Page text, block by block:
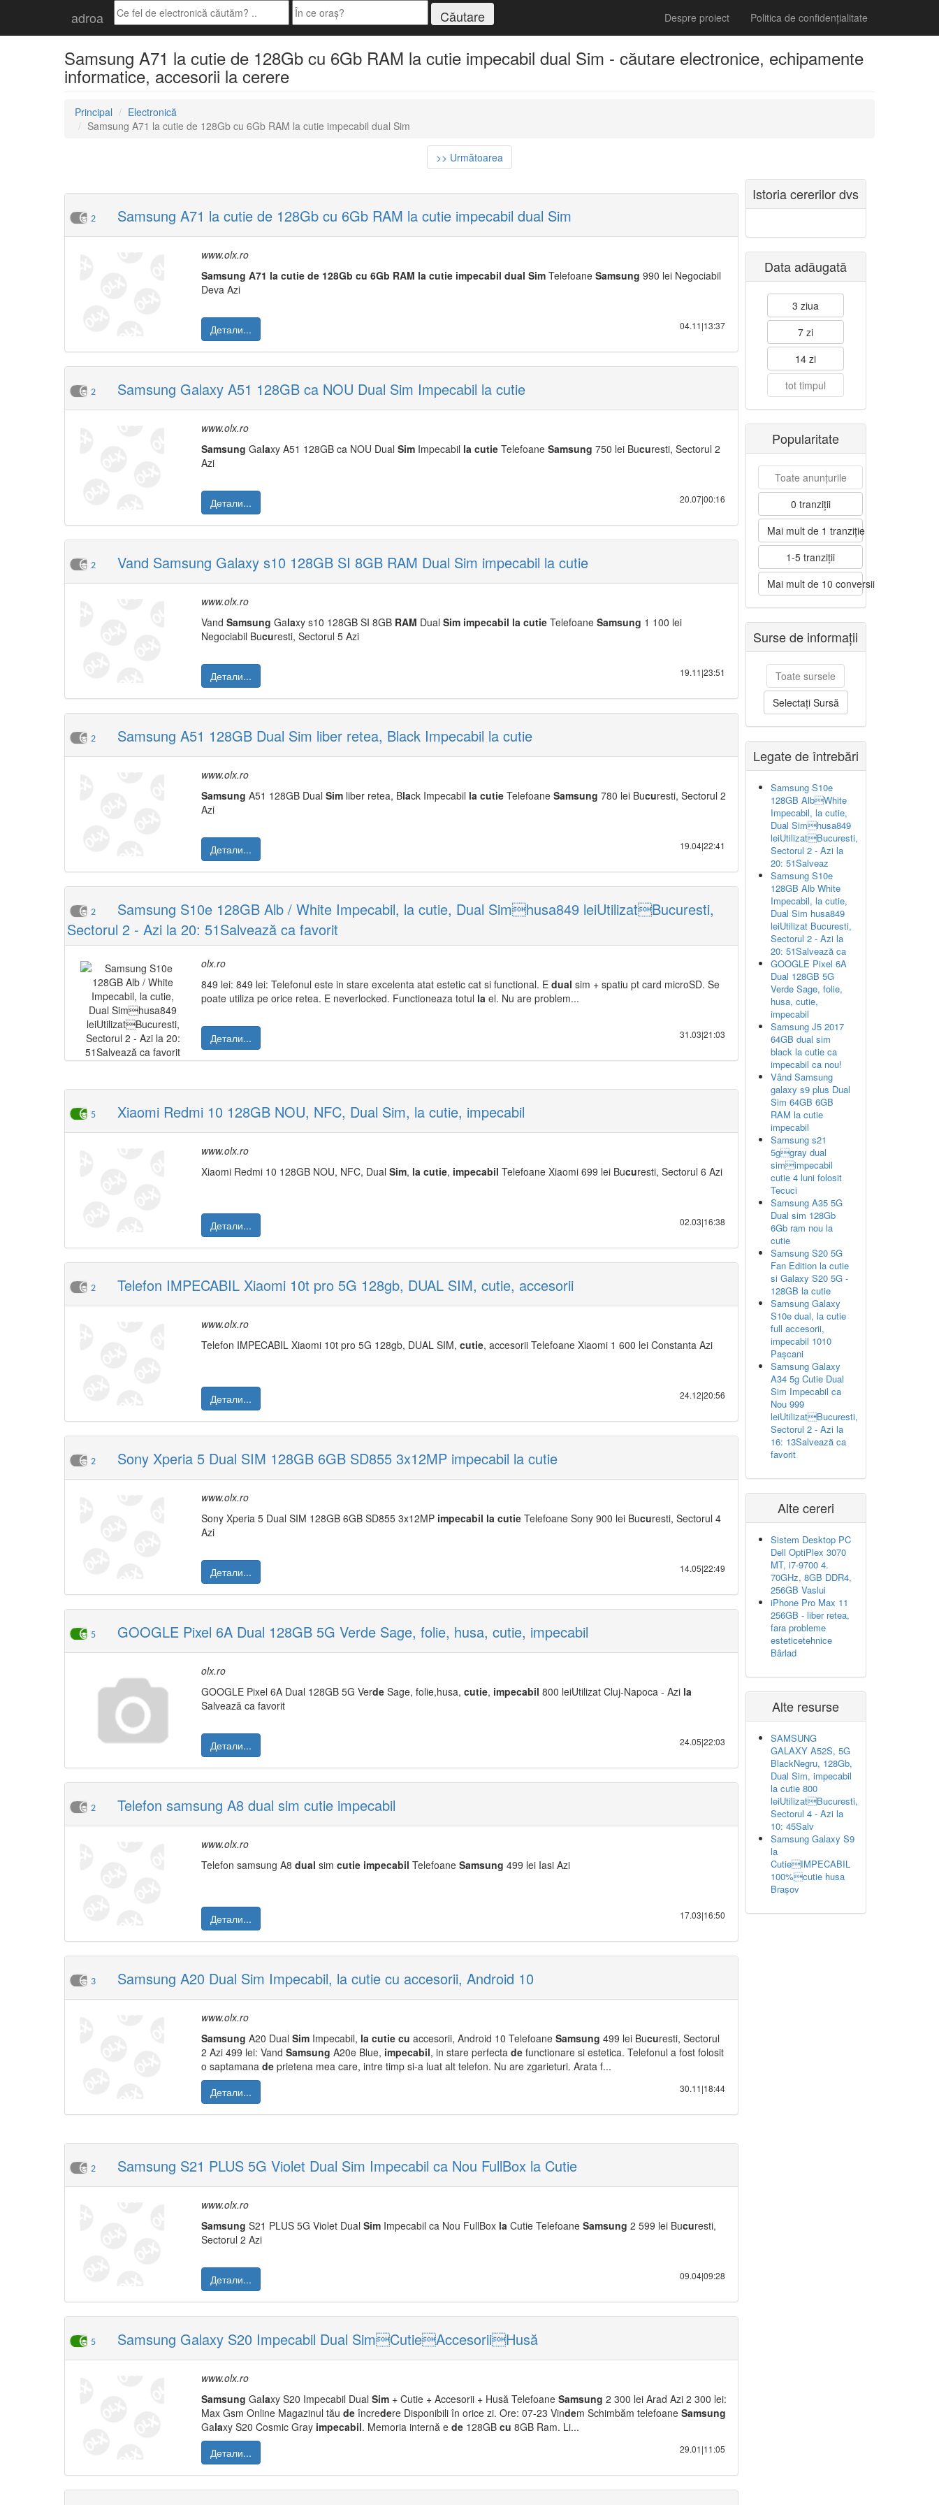
adroa Despre proiect Politica de confidențialitate
Samsung A71 la cutie de 128Gb cu 6Gb RAM la cutie impecabil dual Sim - căutare electronice, echipamente
informatice, accesorii la cerere
Principal
Electronică
Samsung A71 la cutie de 128Gb cu 6Gb RAM la cutie impecabil dual Sim
>> Următoarea
2 Samsung A71 la cutie de 128Gb cu 6Gb RAM la cutie impecabil dual Sim
www.olx.ro
Samsung A71 la cutie de 128Gb cu 6Gb RAM la cutie impecabil dual Sim Telefoane Samsung 990 lei Negociabil
Deva Azi
Детали... 04.11|13:37
2 Samsung Galaxy A51 128GB ca NOU Dual Sim Impecabil la cutie
www.olx.ro
Samsung Galaxy A51 128GB ca NOU Dual Sim Impecabil la cutie Telefoane Samsung 750 lei Bucuresti, Sectorul 2
Azi
Детали... 20.07|00:16
2 Vand Samsung Galaxy s10 128GB SI 8GB RAM Dual Sim impecabil la cutie
www.olx.ro
Vand Samsung Galaxy s10 128GB SI 8GB RAM Dual Sim impecabil la cutie Telefoane Samsung 1 100 lei
Negociabil Bucuresti, Sectorul 5 Azi
Детали... 19.11|23:51
2 Samsung A51 128GB Dual Sim liber retea, Black Impecabil la cutie
www.olx.ro
Samsung A51 128GB Dual Sim liber retea, Black Impecabil la cutie Telefoane Samsung 780 lei Bucuresti, Sectorul 2
Azi
Детали... 19.04|22:41
2
Samsung S10e 128GB Alb / White Impecabil, la cutie, Dual Simhusa849 leiUtilizatBucuresti,
Sectorul 2 - Azi la 20: 51Salvează ca favorit
olx.ro
849 lei: 849 lei: Telefonul este in stare excelenta atat estetic cat si functional. E dual sim + spatiu pt card microSD. Se
poate utiliza pe orice retea. E neverlocked. Functioneaza totul la el. Nu are problem...
Детали... 31.03|21:03
5 Xiaomi Redmi 10 128GB NOU, NFC, Dual Sim, la cutie, impecabil
www.olx.ro
Xiaomi Redmi 10 128GB NOU, NFC, Dual Sim, la cutie, impecabil Telefoane Xiaomi 699 lei Bucuresti, Sectorul 6 Azi
Детали... 02.03|16:38
2 Telefon IMPECABIL Xiaomi 10t pro 5G 128gb, DUAL SIM, cutie, accesorii
www.olx.ro
Telefon IMPECABIL Xiaomi 10t pro 5G 128gb, DUAL SIM, cutie, accesorii Telefoane Xiaomi 1 600 lei Constanta Azi
Детали... 24.12|20:56
2 Sony Xperia 5 Dual SIM 128GB 6GB SD855 3x12MP impecabil la cutie
www.olx.ro
Sony Xperia 5 Dual SIM 128GB 6GB SD855 3x12MP impecabil la cutie Telefoane Sony 900 lei Bucuresti, Sectorul 4
Azi
Детали... 14.05|22:49
5 GOOGLE Pixel 6A Dual 128GB 5G Verde Sage, folie, husa, cutie, impecabil
olx.ro
GOOGLE Pixel 6A Dual 128GB 5G Verde Sage, folie,husa, cutie, impecabil 800 leiUtilizat Cluj-Napoca - Azi la
Salvează ca favorit
Детали... 24.05|22:03
2 Telefon samsung A8 dual sim cutie impecabil
www.olx.ro
Telefon samsung A8 dual sim cutie impecabil Telefoane Samsung 499 lei Iasi Azi
Детали... 17.03|16:50
3 Samsung A20 Dual Sim Impecabil, la cutie cu accesorii, Android 10
www.olx.ro
Samsung A20 Dual Sim Impecabil, la cutie cu accesorii, Android 10 Telefoane Samsung 499 lei Bucuresti, Sectorul
2 Azi 499 lei: Vand Samsung A20e Blue, impecabil, in stare perfecta de functionare si estetica. Telefonul a fost folosit
o saptamana de prietena mea care, intre timp si-a luat alt telefon. Nu are zgarieturi. Arata f...
Детали...
30.11|18:44
2 Samsung S21 PLUS 5G Violet Dual Sim Impecabil ca Nou FullBox la Cutie
www.olx.ro
Samsung S21 PLUS 5G Violet Dual Sim Impecabil ca Nou FullBox la Cutie Telefoane Samsung 2 599 lei Bucuresti,
Sectorul 2 Azi
Детали... 09.04|09:28
5 Samsung Galaxy S20 Impecabil Dual SimCutieAccesoriiHusă
www.olx.ro
Samsung Galaxy S20 Impecabil Dual Sim + Cutie + Accesorii + Husă Telefoane Samsung 2 300 lei Arad Azi 2 300 lei:
Max Gsm Online Magazinul tău de încredere Disponibili în orice zi. Ore: 07-23 Vindem Schimbăm telefoane Samsung
Galaxy S20 Cosmic Gray impecabil. Memoria internă e de 128GB cu 8GB Ram. Li...
Детали...
29.01|11:05
Istoria cererilor dvs
Data adăugată
3 ziua
7 zi
14 zi
tot timpul
Popularitate
Toate anunțurile
0 tranziții
Mai mult de 1 tranziție
1-5 tranziții
Mai mult de 10 conversii
Surse de informații
Toate sursele
Selectați Sursă
Legate de întrebări
Samsung S10e
128GB AlbWhite
Impecabil, la cutie,
Dual Simhusa849
leiUtilizatBucuresti,
Sectorul 2 - Azi la
20: 51Salveaz
Samsung S10e
128GB Alb White
Impecabil, la cutie,
Dual Sim husa849
leiUtilizat Bucuresti,
Sectorul 2 - Azi la
20: 51Salvează ca
GOOGLE Pixel 6A
Dual 128GB 5G
Verde Sage, folie,
husa, cutie,
impecabil
Samsung J5 2017
64GB dual sim
black la cutie ca
impecabil ca nou!
Vând Samsung
galaxy s9 plus Dual
Sim 64GB 6GB
RAM la cutie
impecabil
Samsung s21
5ggray dual
simimpecabil
cutie 4 luni folosit
Tecuci
Samsung A35 5G
Dual sim 128Gb
6Gb ram nou la
cutie
Samsung S20 5G
Fan Edition la cutie
si Galaxy S20 5G -
128GB la cutie
Samsung Galaxy
S10e dual, la cutie
full accesorii,
impecabil 1010
Pașcani
Samsung Galaxy
A34 5g Cutie Dual
Sim Impecabil ca
Nou 999
leiUtilizatBucuresti,
Sectorul 2 - Azi la
16: 13Salvează ca
favorit
Alte cereri
Sistem Desktop PC
Dell OptiPlex 3070
MT, i7-9700 4.
70GHz, 8GB DDR4,
256GB Vaslui
iPhone Pro Max 11
256GB - liber retea,
fara probleme
esteticetehnice
Bârlad
Alte resurse
SAMSUNG
GALAXY A52S, 5G
BlackNegru, 128Gb,
Dual Sim, impecabil
la cutie 800
leiUtilizatBucuresti,
Sectorul 4 - Azi la
10: 45Salv
Samsung Galaxy S9
la
CutieIMPECABIL
100%cutie husa
Brașov